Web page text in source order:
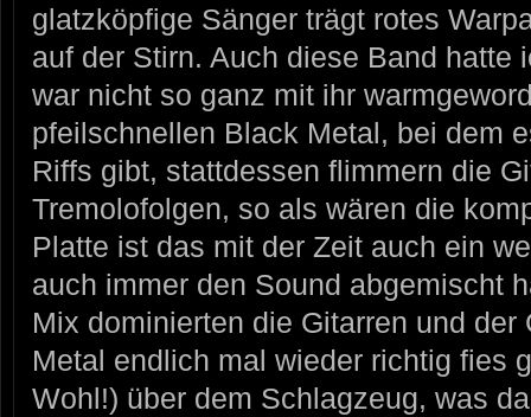
glatzköpfige Sänger trägt rotes
auf der Stirn. Auch diese Band hatte
war nicht so ganz mit ihr
pfeilschnellen Black Metal, bei dem
Riffs gibt, stattdessen flimmern die
Tremolofolgen, so als wären die
Platte ist das mit der Zeit auch ein
auch immer den Sound abgemischt
Mix dominierten die Gitarren und
Metal endlich mal wieder richtig fies
Wohl!) über dem Schlagzeug, was